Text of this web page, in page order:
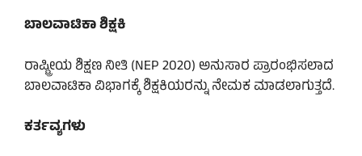
ಬಾಲವಾಟಿಕಾ ಶಿಕ್ಷಕಿ
ರಾಷ್ಟ್ರೀಯ ಶಿಕ್ಷಣ ನೀತಿ (NEP 2020) ಅನುಸಾರ ಪ್ರಾರಂಭಿಸಲಾದ
ಬಾಲವಾಟಿಕಾ ವಿಭಾಗಕ್ಕೆ ಶಿಕ್ಷಕಿಯರನ್ನು ನೇಮಕ ಮಾಡಲಾಗುತ್ತದೆ.
ಕರ್ತವ್ಯಗಳು